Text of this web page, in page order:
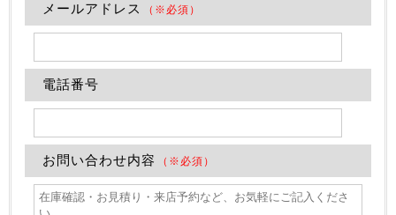
メールアドレス （※必須）
電話番号
お問い合わせ内容 （※必須）